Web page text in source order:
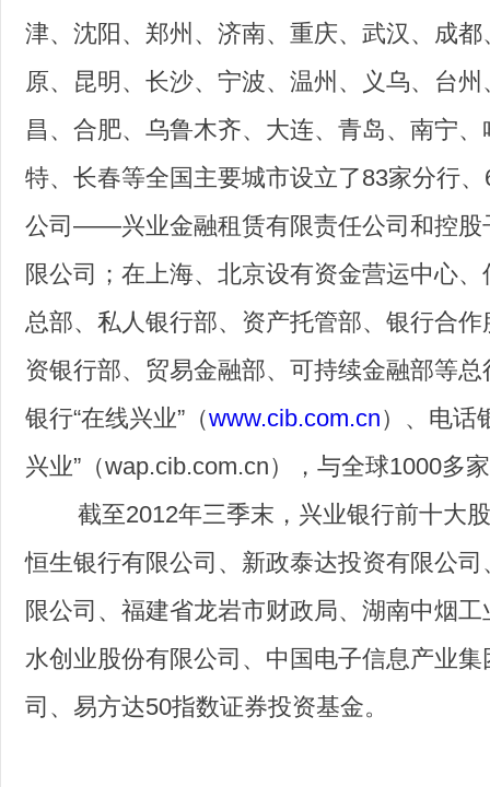
津、沈阳、郑州、济南、重庆、武汉、成
原、昆明、长沙、宁波、温州、义乌、台
昌、合肥、乌鲁木齐、大连、青岛、南宁
特、长春等全国主要城市设立了83家分行
公司——兴业金融租赁有限责任公司和控
限公司；在上海、北京设有资金营运中心
总部、私人银行部、资产托管部、银行合
资银行部、贸易金融部、可持续金融部等
银行“在线兴业”（www.cib.com.cn）、电话
兴业”（wap.cib.com.cn），与全球1000多
截至2012年三季末，兴业银行前十大股
恒生银行有限公司、新政泰达投资有限公
限公司、福建省龙岩市财政局、湖南中烟
水创业股份有限公司、中国电子信息产业
司、易方达50指数证券投资基金。